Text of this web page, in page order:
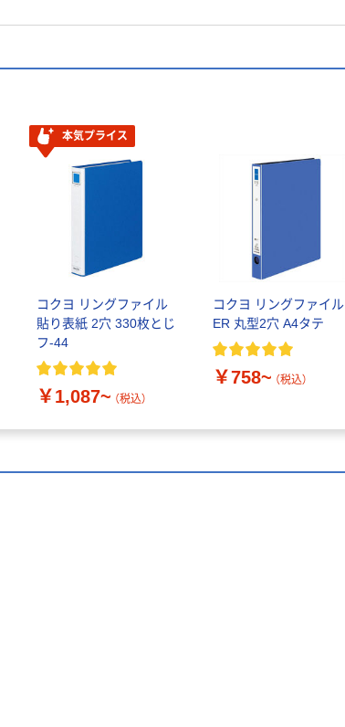
本気プライス
コクヨ リングファイル
貼り表紙 2穴 330枚とじ
フ-44
￥1,087~ （税込）
コクヨ リングファイル
ER 丸型2穴 A4タテ
￥758~ （税込）